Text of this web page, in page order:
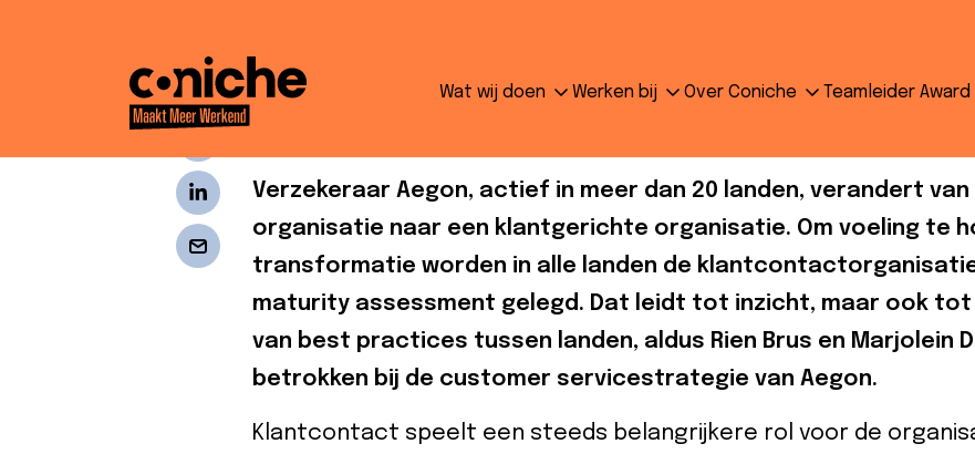
Wat wij doen Werken bij Over Coniche Teamleider Award
Hoe Aegon met een maturity
Verzekeraar Aegon, actief in meer dan 20 landen, verandert
organisatie naar een klantgerichte organisatie. Om voeling te
transformatie worden in alle landen de
maturity assessment gelegd. Dat leidt tot inzicht, maar ook
van best practices tussen landen, aldus Rien Brus en Marjolein
betrokken bij de customer servicestrategie van Aegon.
Klantcontact speelt een steeds belangrijkere rol voor de